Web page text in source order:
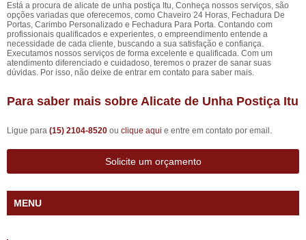
Está a procura de alicate de unha postiça Itu, Conheça nossos serviços, são
opções variadas que oferecemos, como Chaveiro 24 Horas, Fechadura De
Portas, Carimbo Personalizado e Fechadura Para Porta. Contando com
profissionais qualificados e experientes, o empreendimento entende a
necessidade de cada cliente, buscando a sua satisfação e confiança.
Executamos nossos serviços de forma excelente e qualificada. Com um
atendimento diferenciado e cuidadoso, teremos o prazer de sanar suas
dúvidas. Por isso, não deixe de entrar em contato para saber mais.
Para saber mais sobre Alicate de Unha Postiça Itu
Ligue para (15) 2104-8520 ou clique aqui e entre em contato por email.
Solicite um orçamento
MENU